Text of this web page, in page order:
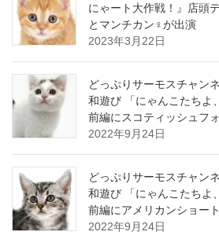
にゃート大作戦！』店頭
とマンチカン♀が出演
2023年3月22日
どっぷりサーモスチャン
和遊び 「にゃんこたちよ
前編にスコティッシュフ
2022年9月24日
どっぷりサーモスチャン
和遊び 「にゃんこたちよ
前編にアメリカンショー
2022年9月24日